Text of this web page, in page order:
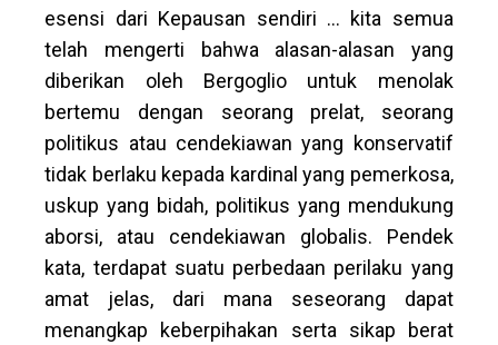
esensi dari Kepausan sendiri … kita semua
telah mengerti bahwa alasan-alasan yang
diberikan oleh Bergoglio untuk menolak
bertemu dengan seorang prelat, seorang
politikus atau cendekiawan yang konservatif
tidak berlaku kepada kardinal yang pemerkosa,
uskup yang bidah, politikus yang mendukung
aborsi, atau cendekiawan globalis. Pendek
kata, terdapat suatu perbedaan perilaku yang
amat jelas, dari mana seseorang dapat
menangkap keberpihakan serta sikap berat